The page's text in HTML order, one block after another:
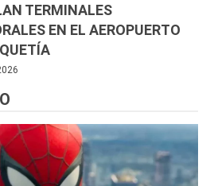
TERMINALES
EN EL AEROPUERTO